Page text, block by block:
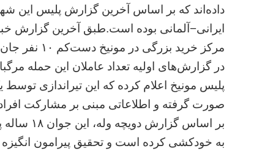
ایرانی−آلمانی بوده است.طبق آخرین گزارش
مرکز خرید بزرگی در مونیخ دست‌کم ۱۰ نفر جان باختند.
در گزارش‌های اولیه تعداد عاملان این حمله
صورت گرفته و اطلاعاتی مبنی بر مشارکت افراد
بر اساس
به خودکشی کرده است و تحقیق پیرامون انگیزه